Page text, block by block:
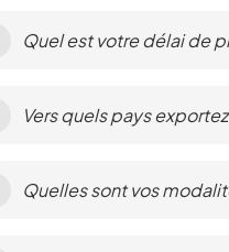
Quel est votre délai de
Vers quels pays
Quelles sont vos